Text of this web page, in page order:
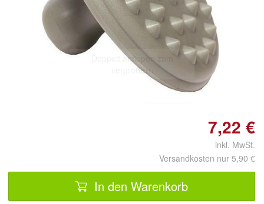
Doppelt antippen zum
vergrößern
7,22 €
inkl. MwSt.
Versandkosten nur 5,90 €
In den Warenkorb